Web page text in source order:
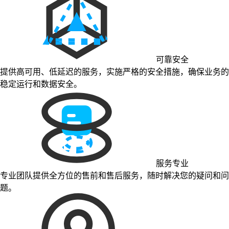
可靠安全
提供高可用、低延迟的服务，实施严格的安全措施，确保业务的
稳定运行和数据安全。
服务专业
专业团队提供全方位的售前和售后服务，随时解决您的疑问和问
题。